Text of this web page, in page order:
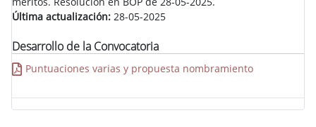
Última actualización: 28-05-2025
Desarrollo de la Convocatoria
Puntuaciones varias y propuesta nombramiento